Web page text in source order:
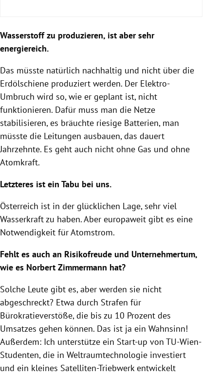
Wasserstoff zu produzieren, ist aber sehr
energiereich.
Das müsste natürlich nachhaltig und nicht über die
Erdölschiene produziert werden. Der Elektro-
Umbruch wird so, wie er geplant ist, nicht
funktionieren. Dafür muss man die Netze
stabilisieren, es bräuchte riesige Batterien, man
müsste die Leitungen ausbauen, das dauert
Jahrzehnte. Es geht auch nicht ohne Gas und ohne
Atomkraft.
Letzteres ist ein Tabu bei uns.
Österreich ist in der glücklichen Lage, sehr viel
Wasserkraft zu haben. Aber europaweit gibt es eine
Notwendigkeit für Atomstrom.
Fehlt es auch an Risikofreude und Unternehmertum,
wie es Norbert Zimmermann hat?
Solche Leute gibt es, aber werden sie nicht
abgeschreckt? Etwa durch Strafen für
Bürokratieverstöße, die bis zu 10 Prozent des
Umsatzes gehen können. Das ist ja ein Wahnsinn!
Außerdem: Ich unterstütze ein Start-up von TU-Wien-
Studenten, die in Weltraumtechnologie investiert
und ein kleines Satelliten-Triebwerk entwickelt